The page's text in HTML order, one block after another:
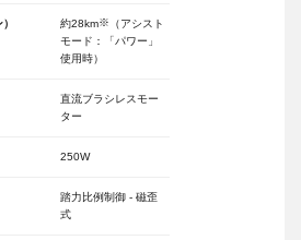
約28km※ （アシスト
モード：「パワー」
使用時）
直流ブラシレスモー
ター
250W
踏力比例制御 - 磁歪
式